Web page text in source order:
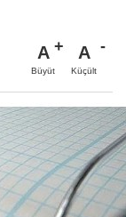
A
Büyüt
A
Küçült